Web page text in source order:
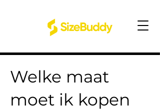
Welke maat
moet ik kopen